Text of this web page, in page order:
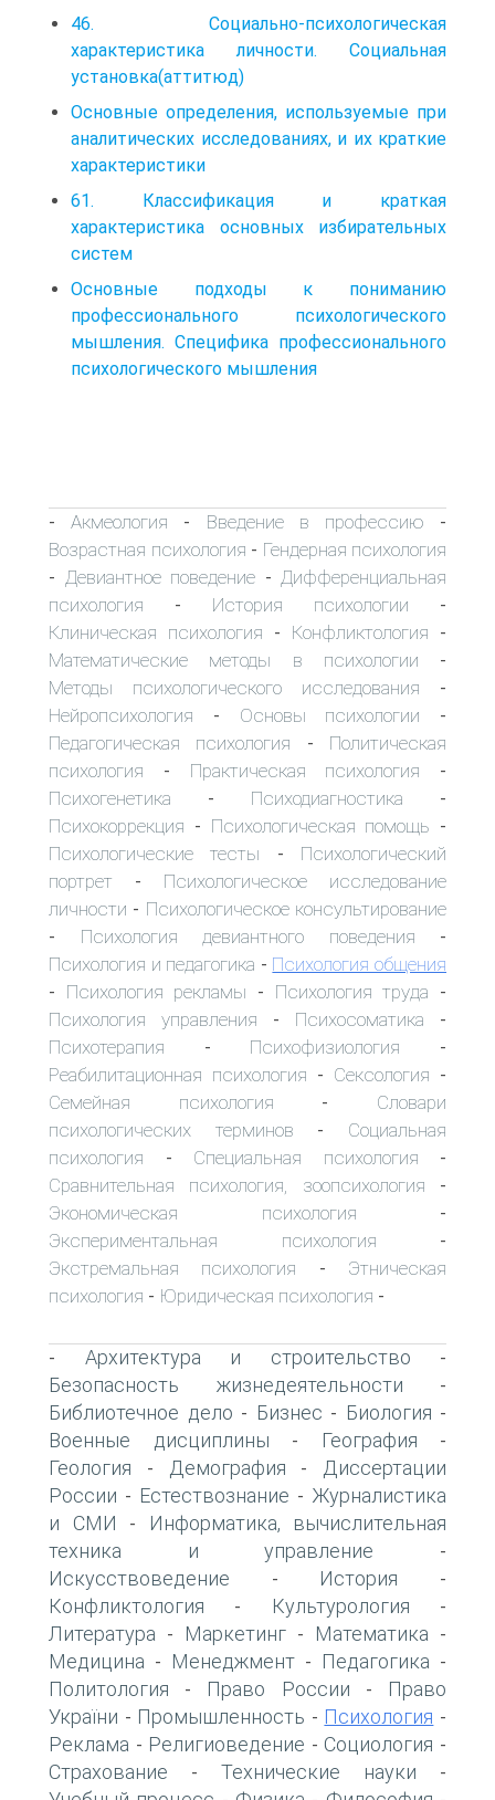
46. Социально-психологическая
характеристика личности. Социальная
установка(аттитюд)
Основные определения, используемые при
аналитических исследованиях, и их краткие
характеристики
61. Классификация и краткая
характеристика основных избирательных
систем
Основные подходы к пониманию
профессионального психологического
мышления. Специфика профессионального
психологического мышления
-Акмеология - Введение в профессию -
Возрастная психология - Гендерная психология
- Девиантное поведение - Дифференциальная
психология - История психологии -
Клиническая психология - Конфликтология -
Математические методы в психологии -
Методы психологического исследования -
Нейропсихология - Основы психологии -
Педагогическая психология - Политическая
психология - Практическая психология -
Психогенетика - Психодиагностика -
Психокоррекция - Психологическая помощь -
Психологические тесты - Психологический
портрет - Психологическое исследование
личности - Психологическое консультирование
- Психология девиантного поведения -
Психология и педагогика - Психология общения
- Психология рекламы - Психология труда -
Психология управления - Психосоматика -
Психотерапия - Психофизиология -
Реабилитационная психология - Сексология -
Семейная психология - Словари
психологических терминов - Социальная
психология - Специальная психология -
Сравнительная психология, зоопсихология -
Экономическая психология -
Экспериментальная психология -
Экстремальная психология - Этническая
психология - Юридическая психология -
- Архитектура и строительство -
Безопасность жизнедеятельности -
Библиотечное дело - Бизнес - Биология -
Военные дисциплины - География -
Геология - Демография -
Диссертации
России - Естествознание - Журналистика
и СМИ -
Информатика, вычислительная
техника и управление -
Искусствоведение - История -
Конфликтология - Культурология -
Литература - Маркетинг - Математика -
Медицина - Менеджмент - Педагогика -
Политология - Право России -
Право
України - Промышленность - Психология -
Реклама - Религиоведение - Социология -
Страхование - Технические науки -